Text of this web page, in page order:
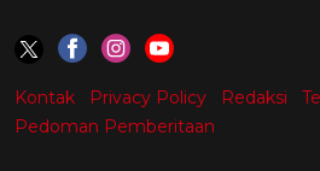
Kontak Privacy Policy Redaksi
Pedoman Pemberitaan